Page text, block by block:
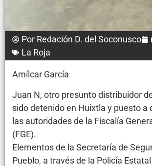
Por Redación D. del Soconusco
La Roja
Amílcar García
Juan N, otro presunto distribuidor
sido detenido en Huixtla y puesto a
las autoridades de la Fiscalía
(FGE).
Elementos de la Secretaría de
Pueblo, a través de la Policía